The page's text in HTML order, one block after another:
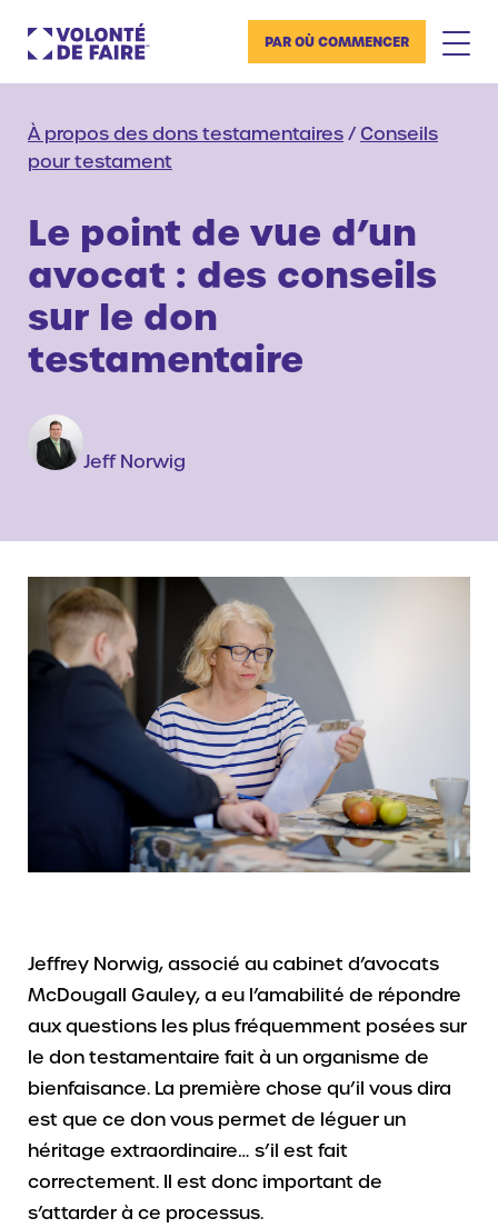
PAR OÙ COMMENCER
À propos des dons testamentaires / Conseils
pour testament
Le point de vue d’un
avocat : des conseils
sur le don
testamentaire
Jeff Norwig
Jeffrey Norwig, associé au cabinet d’avocats
McDougall Gauley, a eu l’amabilité de répondre
aux questions les plus fréquemment posées sur
le don testamentaire fait à un organisme de
bienfaisance. La première chose qu’il vous dira
est que ce don vous permet de léguer un
héritage extraordinaire… s’il est fait
correctement. Il est donc important de
s’attarder à ce processus.